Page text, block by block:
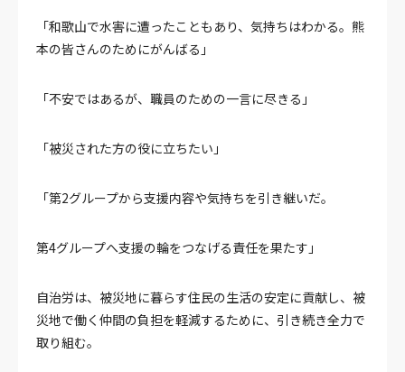
「和歌山で水害に遭ったこともあり、気持ちはわかる。熊
本の皆さんのためにがんばる」
「不安ではあるが、職員のための一言に尽きる」
「被災された方の役に立ちたい」
「第2グループから支援内容や気持ちを引き継いだ。
第4グループへ支援の輪をつなげる責任を果たす」
自治労は、被災地に暮らす住民の生活の安定に貢献し、被
災地で働く仲間の負担を軽減するために、引き続き全力で
取り組む。